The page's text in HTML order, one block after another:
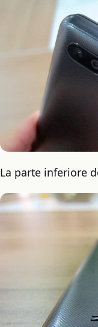
La parte inferiore